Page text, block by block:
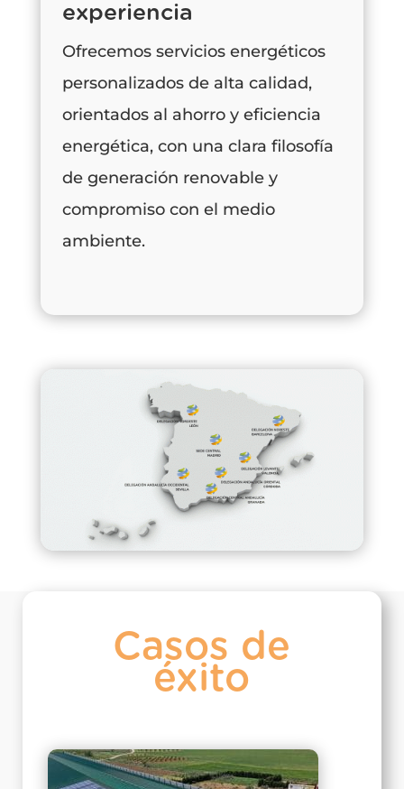
experiencia
Ofrecemos servicios energéticos
personalizados de alta calidad,
orientados al ahorro y eficiencia
energética, con una clara filosofía
de generación renovable y
compromiso con el medio
ambiente.​
Casos de
éxito